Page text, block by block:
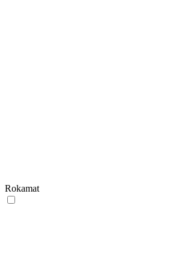
Rokamat